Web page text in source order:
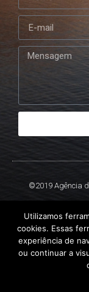
©2019 Agência
Utilizamos
cookies. Essas
experiência de
ou continuar a